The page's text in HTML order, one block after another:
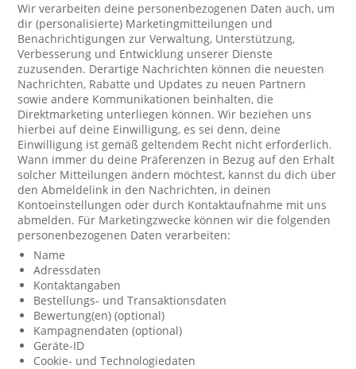
Wir verarbeiten deine personenbezogenen Daten auch, um
dir (personalisierte) Marketingmitteilungen und
Benachrichtigungen zur Verwaltung, Unterstützung,
Verbesserung und Entwicklung unserer Dienste
zuzusenden. Derartige Nachrichten können die neuesten
Nachrichten, Rabatte und Updates zu neuen Partnern
sowie andere Kommunikationen beinhalten, die
Direktmarketing unterliegen können. Wir beziehen uns
hierbei auf deine Einwilligung, es sei denn, deine
Einwilligung ist gemäß geltendem Recht nicht erforderlich.
Wann immer du deine Präferenzen in Bezug auf den Erhalt
solcher Mitteilungen ändern möchtest, kannst du dich über
den Abmeldelink in den Nachrichten, in deinen
Kontoeinstellungen oder durch Kontaktaufnahme mit uns
abmelden. Für Marketingzwecke können wir die folgenden
personenbezogenen Daten verarbeiten:
Name
Adressdaten
Kontaktangaben
Bestellungs- und Transaktionsdaten
Bewertung(en) (optional)
Kampagnendaten (optional)
Geräte-ID
Cookie- und Technologiedaten